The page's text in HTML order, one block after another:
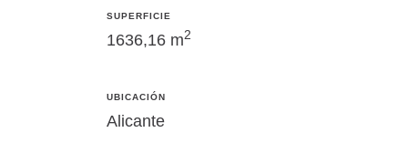
SUPERFICIE
1636,16 m2
UBICACIÓN
Alicante